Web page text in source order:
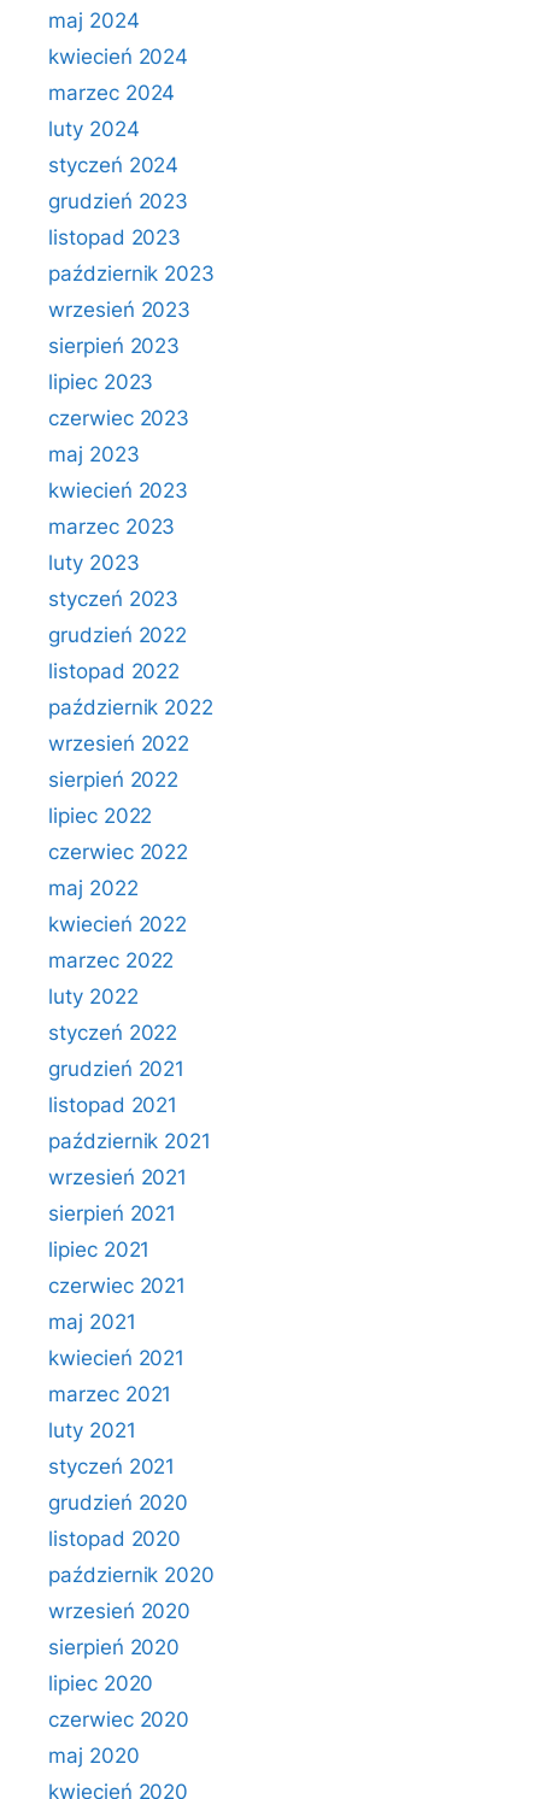
maj 2024
kwiecień 2024
marzec 2024
luty 2024
styczeń 2024
grudzień 2023
listopad 2023
październik 2023
wrzesień 2023
sierpień 2023
lipiec 2023
czerwiec 2023
maj 2023
kwiecień 2023
marzec 2023
luty 2023
styczeń 2023
grudzień 2022
listopad 2022
październik 2022
wrzesień 2022
sierpień 2022
lipiec 2022
czerwiec 2022
maj 2022
kwiecień 2022
marzec 2022
luty 2022
styczeń 2022
grudzień 2021
listopad 2021
październik 2021
wrzesień 2021
sierpień 2021
lipiec 2021
czerwiec 2021
maj 2021
kwiecień 2021
marzec 2021
luty 2021
styczeń 2021
grudzień 2020
listopad 2020
październik 2020
wrzesień 2020
sierpień 2020
lipiec 2020
czerwiec 2020
maj 2020
kwiecień 2020